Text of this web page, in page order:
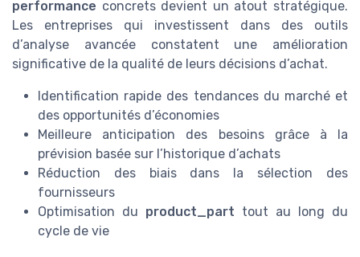
performance concrets devient un atout stratégique.
Les entreprises qui investissent dans des outils
d’analyse avancée constatent une amélioration
significative de la qualité de leurs décisions d’achat.
Identification rapide des tendances du marché et
des opportunités d’économies
Meilleure anticipation des besoins grâce à la
prévision basée sur l’historique d’achats
Réduction des biais dans la sélection des
fournisseurs
Optimisation du product_part tout au long du
cycle de vie